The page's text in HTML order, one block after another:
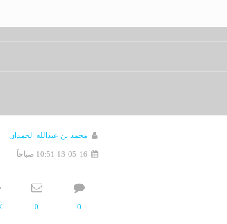
محمد بن عبدالله الحمدان
13-05-16 10:51 صباحاً
0
0